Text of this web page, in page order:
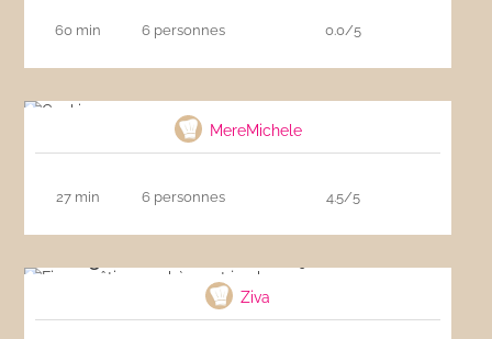
60 min 6 personnes 0.0/5
MereMichele
27 min 6 personnes 4.5/5
Ziva